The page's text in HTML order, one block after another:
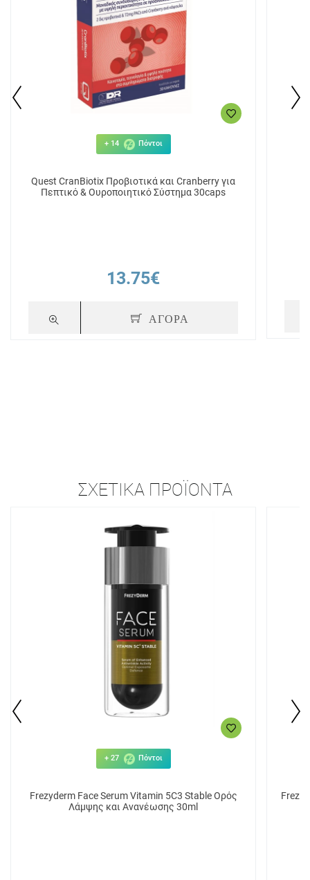
+ 14 Πόντοι
Quest CranBiotix Προβιοτικά και Cranberry για
Πεπτικό & Ουροποιητικό Σύστημα 30caps
13.75€
ΑΓΟΡΑ
ΣΧΕΤΙΚΆ ΠΡΟΪΌΝΤΑ
+ 27 Πόντοι
Frezyderm Face Serum Vitamin 5C3 Stable Ορός
Λάμψης και Ανανέωσης 30ml